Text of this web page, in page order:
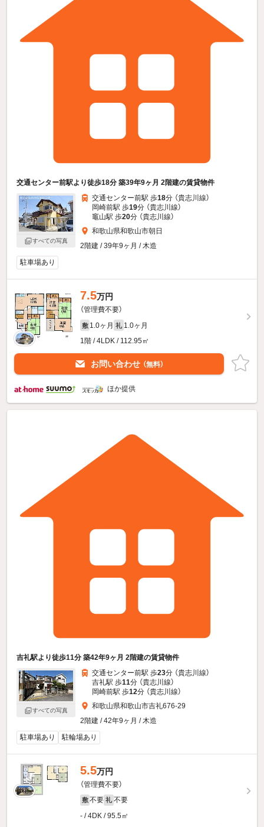
交通センター前駅より徒歩18分 築39年9ヶ月 2階建の賃貸物件
すべての写真
交通センター前駅 歩18分 （貴志川線）
岡崎前駅 歩19分 （貴志川線）
竈山駅 歩20分 （貴志川線）
和歌山県和歌山市朝日
2階建 / 39年9ヶ月 / 木造
駐車場あり
7.5万円
（管理費不要）
敷 1.0ヶ月 礼 1.0ヶ月
1階 / 4LDK / 112.95㎡
お問い合わせ （無料）
ほか提供
吉礼駅より徒歩11分 築42年9ヶ月 2階建の賃貸物件
すべての写真
交通センター前駅 歩23分 （貴志川線）
吉礼駅 歩11分 （貴志川線）
岡崎前駅 歩12分 （貴志川線）
和歌山県和歌山市吉礼676-29
2階建 / 42年9ヶ月 / 木造
駐車場あり
駐輪場あり
5.5万円
（管理費不要）
敷 不要 礼 不要
- / 4DK / 95.5㎡